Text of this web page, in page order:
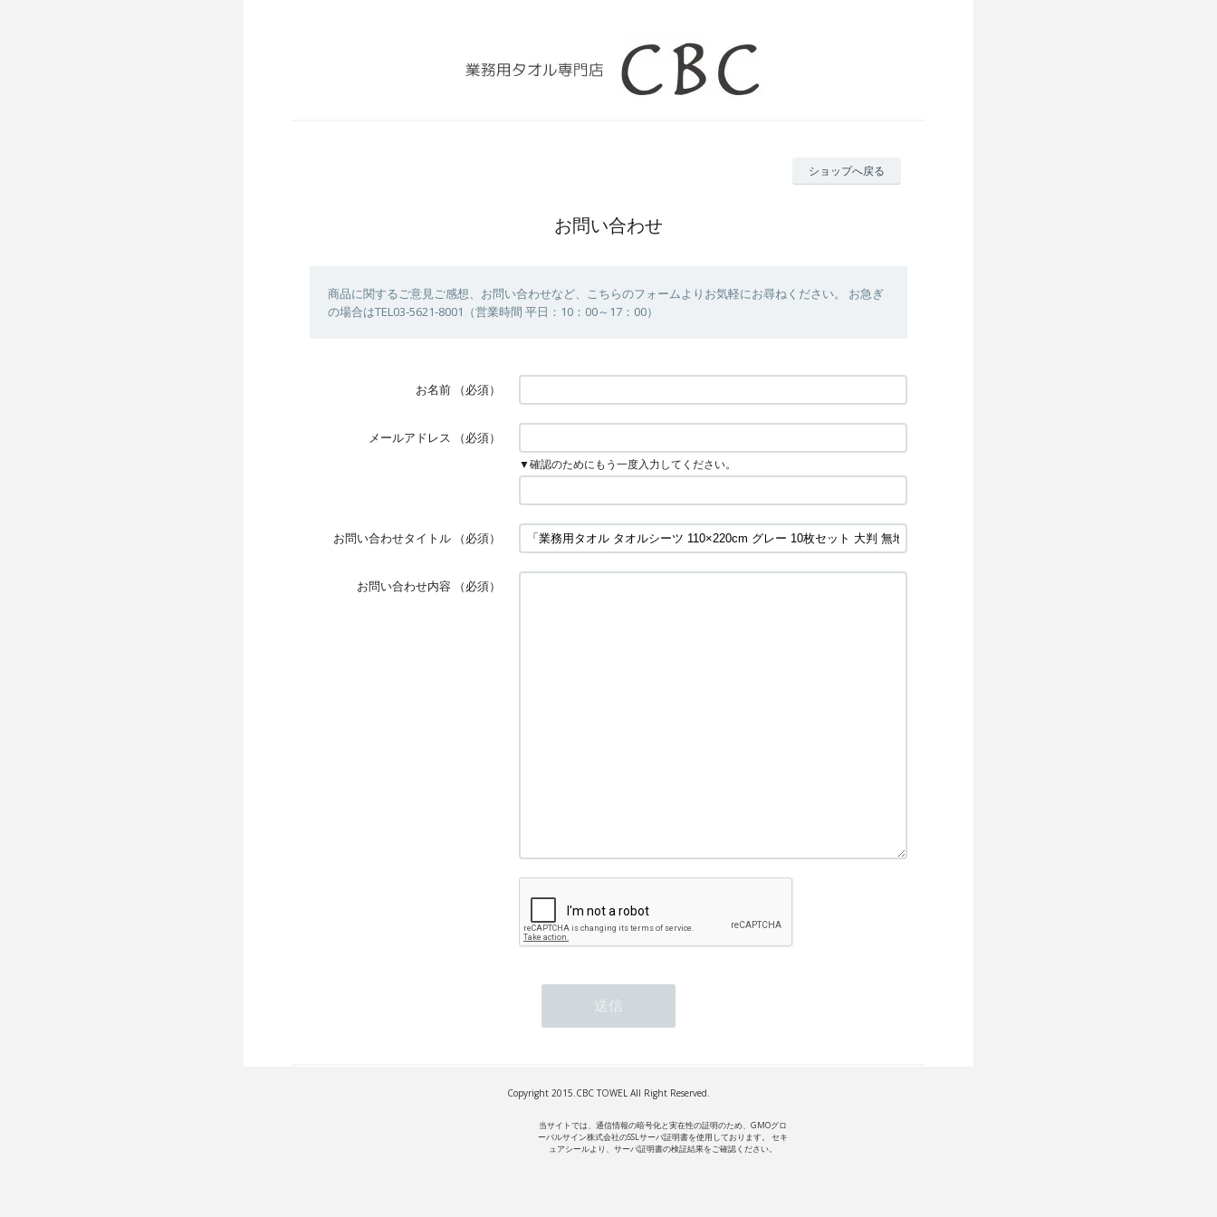
ショップへ戻る
お問い合わせ
商品に関するご意見ご感想、お問い合わせなど、こちらのフォームよりお気軽にお尋ねください。 お急ぎ
の場合はTEL03-5621-8001（営業時間 平日：10：00～17：00）
お名前 （必須）
メールアドレス （必須）
▼確認のためにもう一度入力してください。
お問い合わせタイトル （必須）
お問い合わせ内容 （必須）
Copyright 2015.CBC TOWEL All Right Reserved.
当サイトでは、通信情報の暗号化と実在性の証明のため、GMOグロ
ーバルサイン株式会社のSSLサーバ証明書を使用しております。 セキ
ュアシールより、サーバ証明書の検証結果をご確認ください。